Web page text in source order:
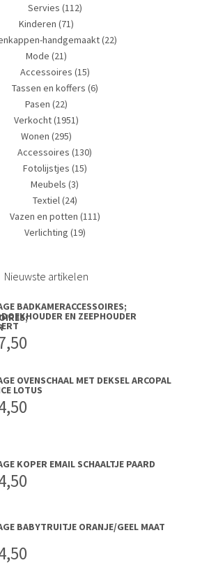
Servies (112)
Kinderen (71)
handgemaakt(22)
Mode (21)
Accessoires (15)
Tassen en koffers (6)
Pasen (22)
Verkocht(1951)
Wonen (295)
Accessoires (130)
Fotolijstjes (15)
Meubels (3)
Textiel(24)
Vazen en potten (111)
Verlichting (19)
Nieuwste artikelen
BADKAMERACCESSOIRES;
EN ZEEPHOUDER
OVENSCHAAL MET DEKSEL ARCOPAL
LOTUS
KOPER EMAIL SCHAALTJE PAARD
BABYTRUITJE ORANJE/GEEL MAAT